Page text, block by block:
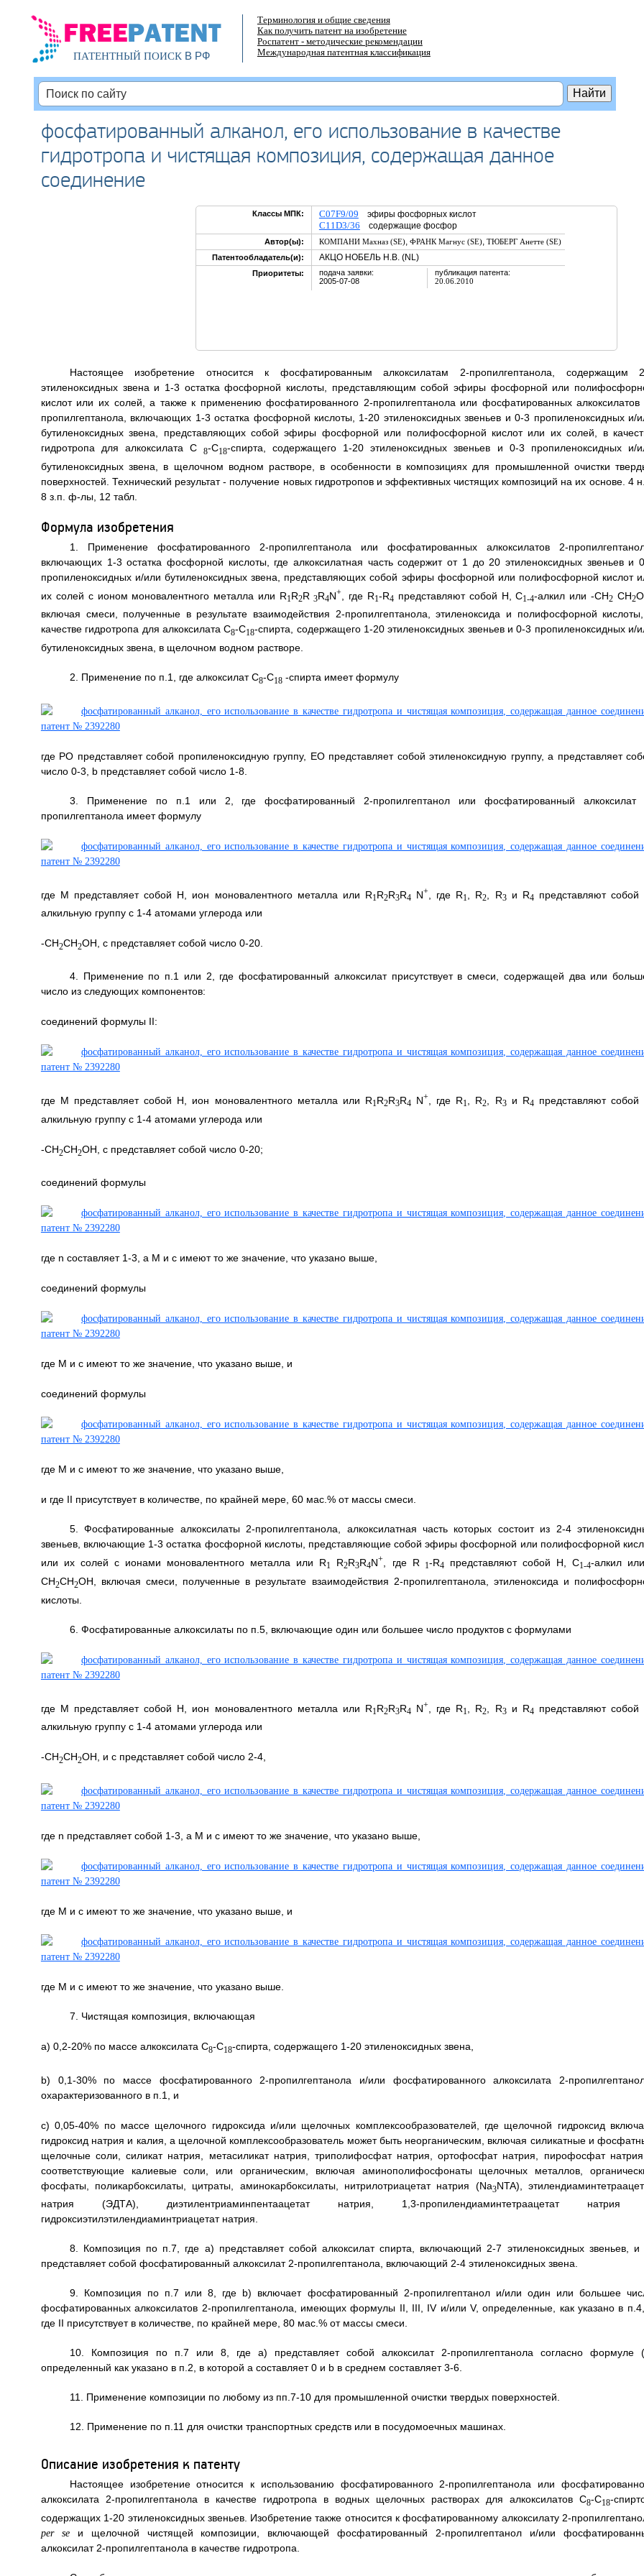
ПАТЕНТНЫЙ ПОИСКВ РФ
Терминология и общие сведения
Как получить патент на изобретение
Роспатент - методические рекомендации
Международная патентная классификация
фосфатированный алканол, его использование в качестве
гидротропа и чистящая композиция, содержащая данное
соединение
Классы МПК: C07F9/09 эфиры фосфорных кислот
C11D3/36 содержащие фосфор
Автор(ы): КОМПАНИ Махназ (SE), ФРАНК Магнус (SE), ТЮБЕРГ Анетте (SE)
Патентообладатель(и):
АКЦО НОБЕЛЬ Н.В. (NL)
Приоритеты:
подача заявки:
2005-07-08
публикация патента:
20.06.2010
Настоящее изобретение относится к фосфатированным алкоксилатам 2-пропилгептанола, содержащим
этиленоксидных звена и 1-3 остатка фосфорной кислоты, представляющим собой эфиры фосфорной или
кислот или их солей, а также к применению фосфатированного 2-пропилгептанола или фосфатированных алкоксилатов
пропилгептанола, включающих 1-3 остатка фосфорной кислоты, 1-20 этиленоксидных звеньев и 0-3 пропиленоксидных и/
бутиленоксидных звена, представляющих собой эфиры фосфорной или полифосфорной кислот или их солей, в
гидротропа для алкоксилата C 8-C18-спирта, содержащего 1-20 этиленоксидных звеньев и 0-3 пропиленоксидных и/
бутиленоксидных звена, в щелочном водном растворе, в особенности в композициях для промышленной очистки
поверхностей. Технический результат - получение новых гидротропов и эффективных чистящих композиций на их основе. 4
8 з.п. ф-лы, 12 табл.
Формула изобретения
1. Применение фосфатированного 2-пропилгептанола или фосфатированных алкоксилатов 2-
включающих 1-3 остатка фосфорной кислоты, где алкоксилатная часть содержит от 1 до 20 этиленоксидных звеньев и
пропиленоксидных и/или бутиленоксидных звена, представляющих собой эфиры фосфорной или полифосфорной кислот
их солей с ионом моновалентного металла или R1R2R 3R4N+ , где R1-R4 представляют собой Н, С1-4-алкил или -СН2 СН2
включая смеси, полученные в результате взаимодействия 2-пропилгептанола, этиленоксида и полифосфорной
качестве гидротропа для алкоксилата С8-С18-спирта, содержащего 1-20 этиленоксидных звеньев и 0-3 пропиленоксидных и/
бутиленоксидных звена, в щелочном водном растворе.
2. Применение по п.1, где алкоксилат C8-C18-спирта имеет формулу
где РО представляет собой пропиленоксидную группу, ЕО представляет собой этиленоксидную группу, а представляет
число 0-3, b представляет собой число 1-8.
3. Применение по п.1 или 2, где фосфатированный 2-пропилгептанол или фосфатированный алкоксилат
пропилгептанола имеет формулу
где М представляет собой Н, ион моновалентного металла или R1R2R3R4 N+ , где R1 , R2 , R3и R4
представляют
алкильную группу с 1-4 атомами углерода или
-СН2СН2ОН, с представляет собой число 0-20.
4. Применение по п.1 или 2, где фосфатированный алкоксилат присутствует в смеси, содержащей два или
число из следующих компонентов:
соединений формулы II:
где М представляет собой Н, ион моновалентного металла или R1R2R3R4 N+ , где R1 , R2 , R3и R4
представляют
алкильную группу с 1-4 атомами углерода или
-СН2СН2ОН, с представляет собой число 0-20;
соединений формулы
где n составляет 1-3, а М и с имеют то же значение, что указано выше,
соединений формулы
где М и с имеют то же значение, что указано выше, и
соединений формулы
где М и с имеют то же значение, что указано выше,
и где II присутствует в количестве, по крайней мере, 60 мас.% от массы смеси.
5. Фосфатированные алкоксилаты 2-пропилгептанола, алкоксилатная часть которых состоит из 2-4
звеньев, включающие 1-3 остатка фосфорной кислоты, представляющие собой эфиры фосфорной или полифосфорной
или их солей с ионами моновалентного металла или R1 R2R3R4N+ , где R1-R4 представляют собой Н, C1-4-алкил
CH2CH2OH, включая смеси, полученные в результате взаимодействия 2-пропилгептанола, этиленоксида и
кислоты.
6. Фосфатированные алкоксилаты по п.5, включающие один или большее число продуктов с формулами
где М представляет собой Н, ион моновалентного металла или R1R2R3R4 N+ , где R1 , R2 , R3и R4
представляют
алкильную группу с 1-4 атомами углерода или
-СН2СН2ОН, и с представляет собой число 2-4,
где n представляет собой 1-3, а М и с имеют то же значение, что указано выше,
где М и с имеют то же значение, что указано выше, и
где М и с имеют то же значение, что указано выше.
7. Чистящая композиция, включающая
a) 0,2-20% по массе алкоксилата C8-C18-спирта, содержащего 1-20 этиленоксидных звена,
b) 0,1-30% по массе фосфатированного 2-пропилгептанола и/или фосфатированного алкоксилата 2-
охарактеризованного в п.1, и
с) 0,05-40% по массе щелочного гидроксида и/или щелочных комплексообразователей, где щелочной гидроксид
гидроксид натрия и калия, а щелочной комплексообразователь может быть неорганическим, включая силикатные и
щелочные соли, силикат натрия, метасиликат натрия, триполифосфат натрия, ортофосфат натрия, пирофосфат
соответствующие калиевые соли, или органическим, включая аминополифосфонаты щелочных металлов,
фосфаты, поликарбоксилаты, цитраты, аминокарбоксилаты, нитрилотриацетат натрия (Na3NTA),
натрия (ЭДТА), диэтилентриаминпентаацетат натрия, 1,3-пропилендиаминтетраацетат
гидроксиэтилэтилендиаминтриацетат натрия.
8. Композиция по п.7, где а) представляет собой алкоксилат спирта, включающий 2-7 этиленоксидных звеньев, и
представляет собой фосфатированный алкоксилат 2-пропилгептанола, включающий 2-4 этиленоксидных звена.
9. Композиция по п.7 или 8, где b) включает фосфатированный 2-пропилгептанол и/или один или большее
фосфатированных алкоксилатов 2-пропилгептанола, имеющих формулы II, III, IV и/или V, определенные, как указано в
где II присутствует в количестве, по крайней мере, 80 мас.% от массы смеси.
10. Композиция по п.7 или 8, где а) представляет собой алкоксилат 2-пропилгептанола согласно формуле
определенный как указано в п.2, в которой а составляет 0 и b в среднем составляет 3-6.
11. Применение композиции по любому из пп.7-10 для промышленной очистки твердых поверхностей.
12. Применение по п.11 для очистки транспортных средств или в посудомоечных машинах.
Описание изобретения к патенту
Настоящее изобретение относится к использованию фосфатированного 2-пропилгептанола или
алкоксилата 2-пропилгептанола в качестве гидротропа в водных щелочных растворах для алкоксилатов C8-C18-
содержащих 1-20 этиленоксидных звеньев. Изобретение также относится к фосфатированному алкоксилату 2-
per seи щелочной чистящей композиции, включающей фосфатированный 2-пропилгептанол и/или
алкоксилат 2-пропилгептанола в качестве гидротропа.